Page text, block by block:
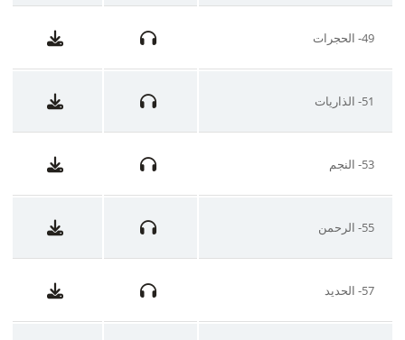
49- الحجرات
51- الذاريات
53- النجم
55- الرحمن
57- الحديد